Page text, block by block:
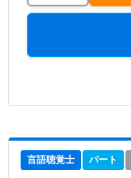
言語聴覚士 パート